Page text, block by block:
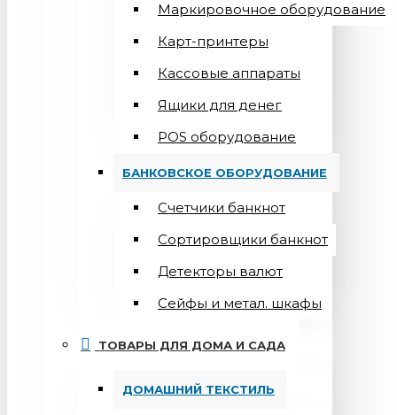
Маркировочное оборудование
Карт-принтеры
Кассовые аппараты
Ящики для денег
POS оборудование
БАНКОВСКОЕ ОБОРУДОВАНИЕ
Счетчики банкнот
Сортировщики банкнот
Детекторы валют
Сейфы и метал. шкафы
ТОВАРЫ ДЛЯ ДОМА И САДА
ДОМАШНИЙ ТЕКСТИЛЬ